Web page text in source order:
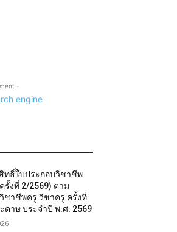
-
ทธิ์ใบประกอบวิชาชีพ
รั้งที่ 2/2569) ตาม
ชาชีพครู วิชาครู ครั้งที่
ดาษ ประจำปี พ.ศ. 2569